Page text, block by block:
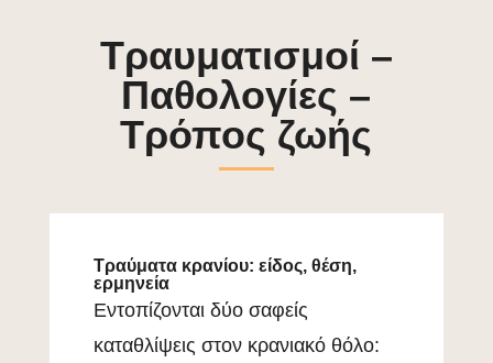
Τραυματισμοί –
Παθολογίες –
Τρόπος ζωής
Τραύματα κρανίου: είδος, θέση,
ερμηνεία
Εντοπίζονται δύο σαφείς
καταθλίψεις στον κρανιακό θόλο: